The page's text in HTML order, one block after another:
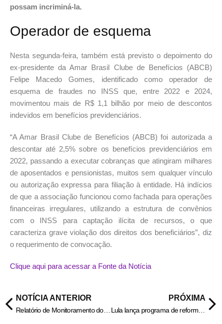
possam incriminá-la.
Operador de esquema
Nesta segunda-feira, também está previsto o depoimento do
ex-presidente da Amar Brasil Clube de Benefícios (ABCB)
Felipe Macedo Gomes, identificado como operador de
esquema de fraudes no INSS que, entre 2022 e 2024,
movimentou mais de R$ 1,1 bilhão por meio de descontos
indevidos em benefícios previdenciários.
“A Amar Brasil Clube de Benefícios (ABCB) foi autorizada a
descontar até 2,5% sobre os benefícios previdenciários em
2022, passando a executar cobranças que atingiram milhares
de aposentados e pensionistas, muitos sem qualquer vínculo
ou autorização expressa para filiação à entidade. Há indícios
de que a associação funcionou como fachada para operações
financeiras irregulares, utilizando a estrutura de convênios
com o INSS para captação ilícita de recursos, o que
caracteriza grave violação dos direitos dos beneficiários”, diz
o requerimento de convocação.
Clique aqui para acessar a Fonte da Notícia
NOTÍCIA ANTERIOR
Relatório de Monitoramento do Plano Estratégico 2023-2027 (referente ao ano de 2024) – Policia Civil do Estado de Goiás
PRÓXIMA
Lula lança programa de reforma de casas e defende ação para invisíveis